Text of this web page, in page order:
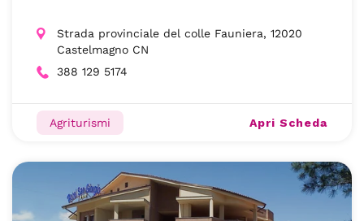
Strada provinciale del colle Fauniera, 12020
Castelmagno CN
388 129 5174
Agriturismi Apri Scheda